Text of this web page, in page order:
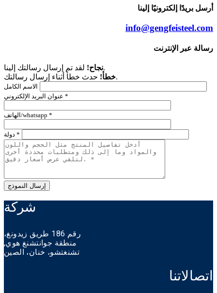
أرسل بريدًا إلكترونيًا إلينا
info@gengfeisteel.com
رسالة عبر الإنترنت
نجاح!لقد تم إرسال رسالتك إلينا.
خطأ!حدث خطأ أثناء إرسال رسالتك.
الاسم الكامل
عنوان البريد الإلكتروني *
الهاتف/whatsapp *
دولة *
شركة
رقم 186 طريق زيدونغ،
منطقة جوانتشنغ هوي,
تشنغتشو، خنان، الصين
اتصالاتنا